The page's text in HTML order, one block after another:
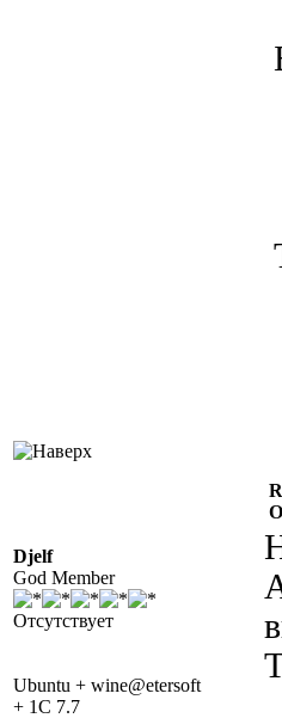
Djelf
God Member
Отсутствует
Ubuntu + wine@etersoft
+ 1C 7.7